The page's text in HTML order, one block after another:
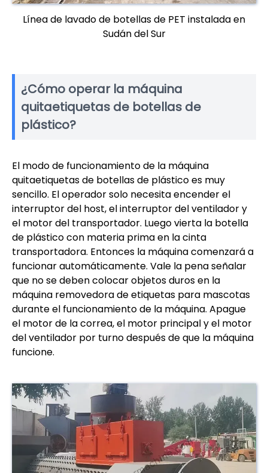
Línea de lavado de botellas de PET instalada en
Sudán del Sur
¿Cómo operar la máquina
quitaetiquetas de botellas de
plástico?
El modo de funcionamiento de la máquina
quitaetiquetas de botellas de plástico es muy
sencillo. El operador solo necesita encender el
interruptor del host, el interruptor del ventilador y
el motor del transportador. Luego vierta la botella
de plástico con materia prima en la cinta
transportadora. Entonces la máquina comenzará a
funcionar automáticamente. Vale la pena señalar
que no se deben colocar objetos duros en la
máquina removedora de etiquetas para mascotas
durante el funcionamiento de la máquina. Apague
el motor de la correa, el motor principal y el motor
del ventilador por turno después de que la máquina
funcione.